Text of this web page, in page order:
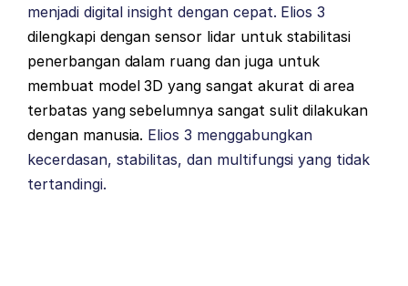
menjadi digital insight dengan cepat. Elios 3
dilengkapi dengan sensor lidar untuk stabilitasi
penerbangan dalam ruang dan juga untuk
membuat model 3D yang sangat akurat di area
terbatas yang sebelumnya sangat sulit dilakukan
dengan manusia. Elios 3 menggabungkan
kecerdasan, stabilitas, dan multifungsi yang tidak
tertandingi.